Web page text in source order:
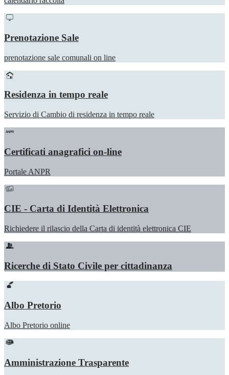
Prenotazione Sale
prenotazione sale comunali on line
Residenza in tempo reale
Servizio di Cambio di residenza in tempo reale
Certificati anagrafici on-line
Portale ANPR
CIE - Carta di Identità Elettronica
Richiedere il rilascio della Carta di identità elettronica CIE
Ricerche di Stato Civile per cittadinanza
Albo Pretorio
Albo Pretorio online
Amministrazione Trasparente